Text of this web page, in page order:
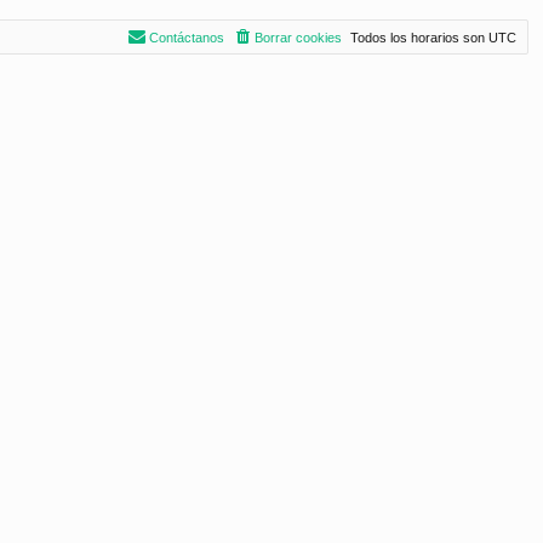
Todos los horarios son UTC
Borrar cookies
Contáctanos